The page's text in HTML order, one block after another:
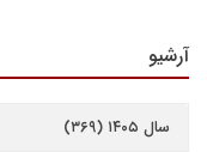
آرشیو
سال ۱۴۰۵ (۳۶۹)